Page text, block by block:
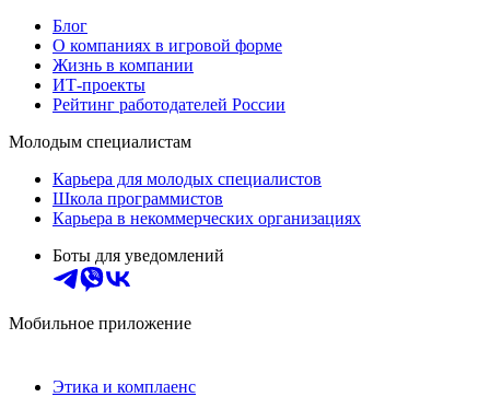
Блог
О компаниях в игровой форме
Жизнь в компании
ИТ-проекты
Рейтинг работодателей России
Молодым специалистам
Карьера для молодых специалистов
Школа программистов
Карьера в некоммерческих организациях
Боты для уведомлений
Мобильное приложение
Этика и комплаенс